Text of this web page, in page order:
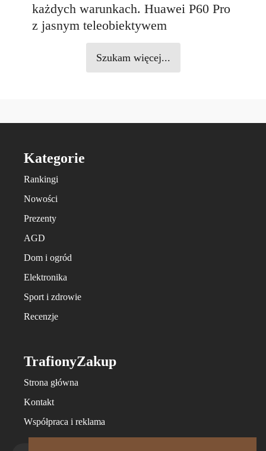
każdych warunkach. Huawei P60 Pro
z jasnym teleobiektywem
Szukam więcej...
Kategorie
Rankingi
Nowości
Prezenty
AGD
Dom i ogród
Elektronika
Sport i zdrowie
Recenzje
TrafionyZakup
Strona główna
Kontakt
Współpraca i reklama